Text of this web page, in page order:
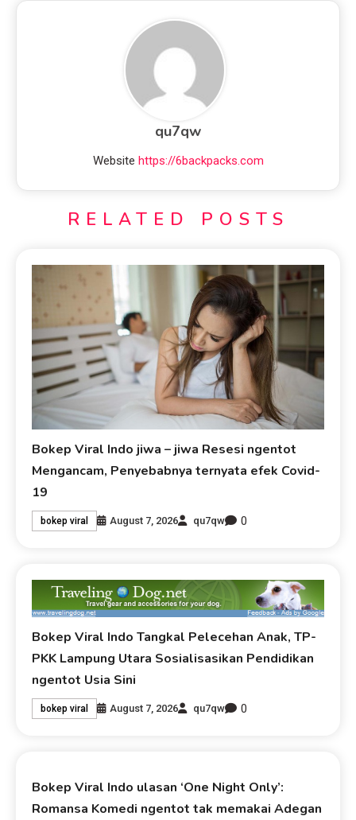
qu7qw
Website https://6backpacks.com
RELATED POSTS
Bokep Viral Indo jiwa – jiwa Resesi ngentot
Mengancam, Penyebabnya ternyata efek Covid-
19
bokep viral August 7, 2026 qu7qw 0
Bokep Viral Indo Tangkal Pelecehan Anak, TP-
PKK Lampung Utara Sosialisasikan Pendidikan
ngentot Usia Sini
bokep viral August 7, 2026 qu7qw 0
Bokep Viral Indo ulasan ‘One Night Only’:
Romansa Komedi ngentot tak memakai Adegan